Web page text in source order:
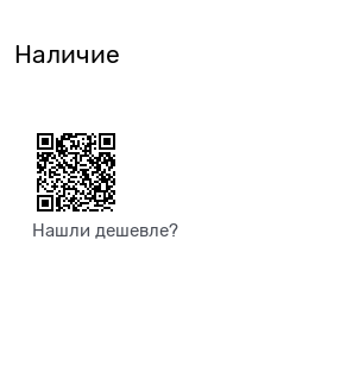
Наличие
Нашли дешевле?